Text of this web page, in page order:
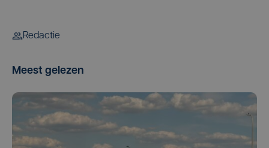
Redactie
Meest gelezen